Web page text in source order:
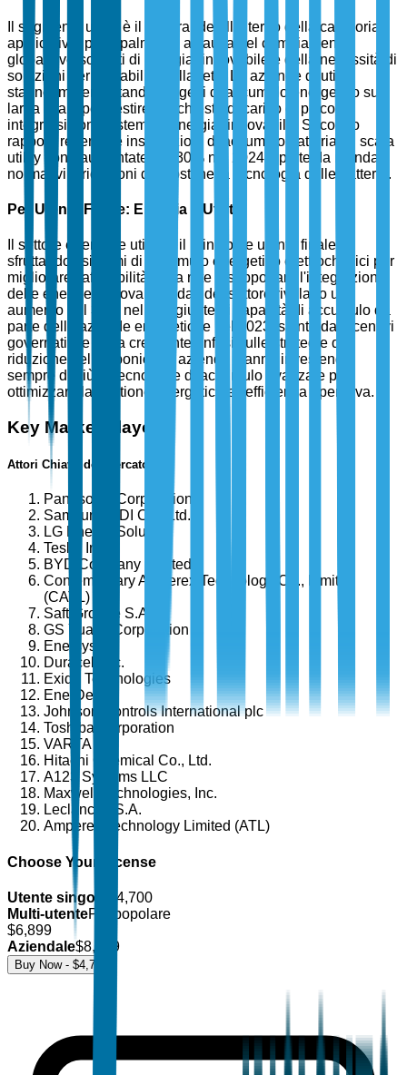
Il segmento utility è il più grande all'interno della categoria
applicativa, principalmente a causa del cambiamento
globale verso fonti di energia rinnovabile e della necessità di
soluzioni per la stabilità della rete. Le aziende di utility
stanno implementando progetti di accumulo energetico su
larga scala per gestire le richieste di carico di picco e
integrarsi con i sistemi di energia rinnovabile. Secondo
rapporti recenti, le installazioni di accumulo batteria su scala
utility sono aumentate del 30% nel 2024, spinte da mandati
normativi e riduzioni dei costi nella tecnologia delle batterie.
Per Utente Finale: Energia e Utility
Il settore energia e utility è il principale utente finale,
sfruttando i sistemi di accumulo energetico elettrochimici per
migliorare l'affidabilità della rete e supportare l'integrazione
delle energie rinnovabili. I dati del settore rivelano un
aumento del 35% nelle aggiunte di capacità di accumulo da
parte delle aziende energetiche nel 2023, spinto da incentivi
governativi e dalla crescente enfasi sulle strategie di
riduzione del carbonio. Le aziende stanno investendo
sempre di più in tecnologie di accumulo avanzate per
ottimizzare la gestione energetica e l'efficienza operativa.
Key Market Players
Attori Chiave del Mercato
Panasonic Corporation
Samsung SDI Co., Ltd.
LG Energy Solution
Tesla, Inc.
BYD Company Limited
Contemporary Amperex Technology Co., Limited
(CATL)
Saft Groupe S.A.
GS Yuasa Corporation
Enersys
Duracell Inc.
Exide Technologies
EnerDel
Johnson Controls International plc
Toshiba Corporation
VARTA AG
Hitachi Chemical Co., Ltd.
A123 Systems LLC
Maxwell Technologies, Inc.
Leclanché S.A.
Amperex Technology Limited (ATL)
Choose Your License
Utente singolo
4,700
Multi-utentePiù popolare
$6,899
Aziendale$8,499
Buy Now - $4,700